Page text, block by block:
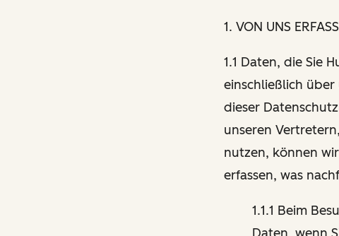
1. VON UNS
1.1 Daten, die Sie
einschließlich über
dieser
unseren
nutzen, können
erfassen, was
1.1.1 Beim